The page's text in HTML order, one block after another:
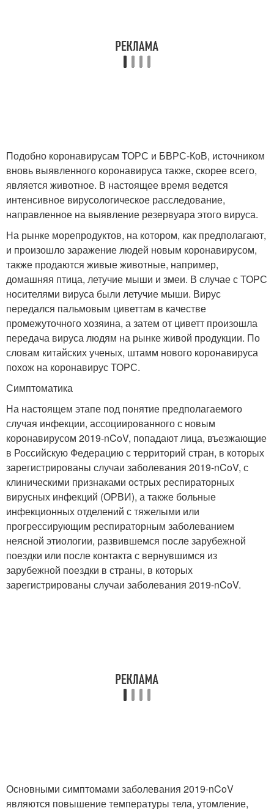
Подобно коронавирусам ТОРС и БВРС-КоВ, источником
вновь выявленного коронавируса также, скорее всего,
является животное. В настоящее время ведется
интенсивное вирусологическое расследование,
направленное на выявление резервуара этого вируса.
На рынке морепродуктов, на котором, как предполагают,
и произошло заражение людей новым коронавирусом,
также продаются живые животные, например,
домашняя птица, летучие мыши и змеи. В случае с ТОРС
носителями вируса были летучие мыши. Вирус
передался пальмовым циветтам в качестве
промежуточного хозяина, а затем от циветт произошла
передача вируса людям на рынке живой продукции. По
словам китайских ученых, штамм нового коронавируса
похож на коронавирус ТОРС.
Симптоматика
На настоящем этапе под понятие предполагаемого
случая инфекции, ассоциированного с новым
коронавирусом 2019-nCoV, попадают лица, въезжающие
в Российскую Федерацию с территорий стран, в которых
зарегистрированы случаи заболевания 2019-nCoV, с
клиническими признаками острых респираторных
вирусных инфекций (ОРВИ), а также больные
инфекционных отделений с тяжелыми или
прогрессирующим респираторным заболеванием
неясной этиологии, развившемся после зарубежной
поездки или после контакта с вернувшимся из
зарубежной поездки в страны, в которых
зарегистрированы случаи заболевания 2019-nCoV.
Основными симптомами заболевания 2019-nCoV
являются повышение температуры тела, утомление,